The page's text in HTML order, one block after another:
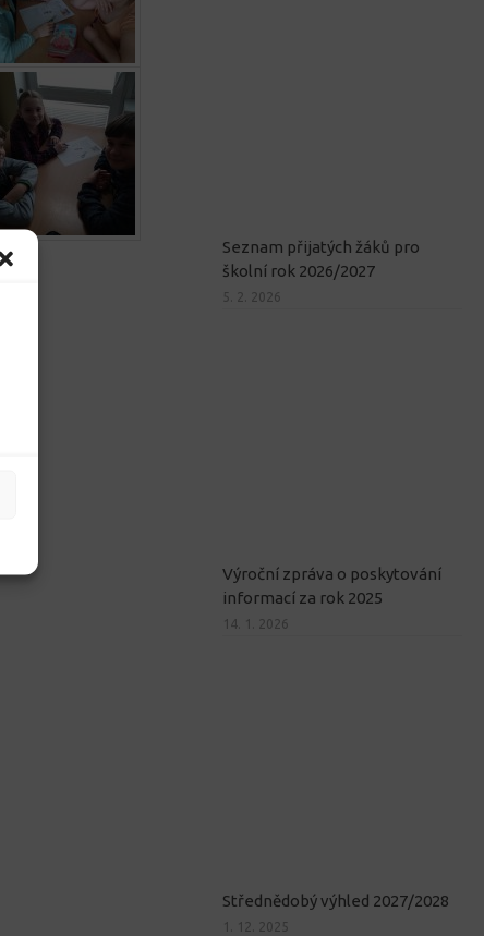
Seznam přijatých žáků pro
školní rok 2026/2027
5. 2. 2026
Výroční zpráva o poskytování
informací za rok 2025
14. 1. 2026
Střednědobý výhled 2027/2028
1. 12. 2025